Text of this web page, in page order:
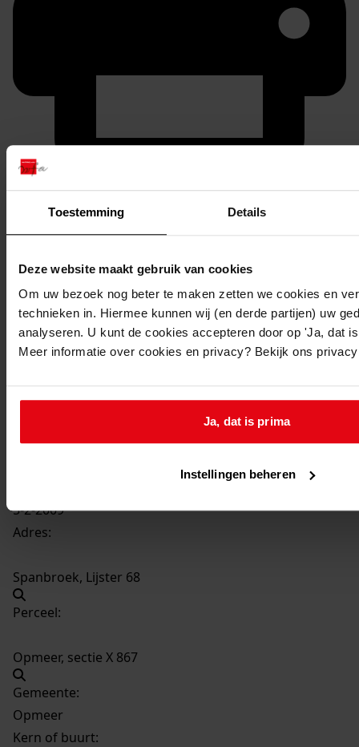
Toestemming Details
Deze website maakt gebruik van cookies
Om uw bezoek nog beter te maken zetten we cookies en
technieken in. Hiermee kunnen wij (en derde partijen) uw
analyseren. U kunt de cookies accepteren door op 'Ja, dat
Meer informatie over cookies en privacy? Bekijk ons
Ja, dat is prima
Instellingen beheren
Printen
duurzaam webadres
Inventaris
3. Derde 1000
Datering:
Beschrijving:
5-2-2009
Adres:
Spanbroek, Lijster 68
Perceel:
Opmeer, sectie X 867
Gemeente:
Opmeer
Kern of buurt: